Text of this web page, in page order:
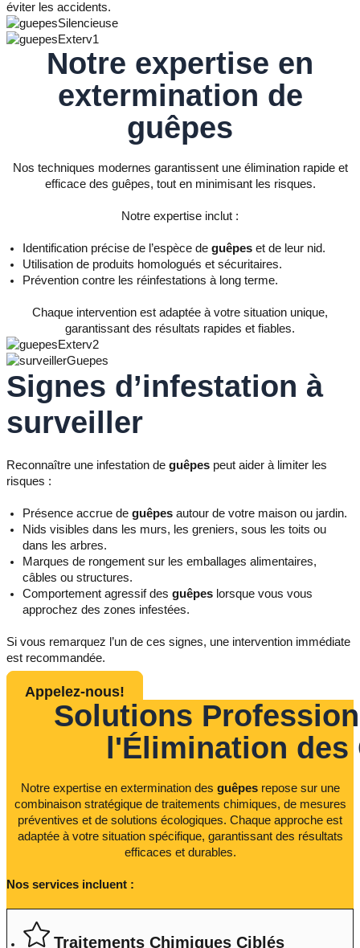
éviter les accidents.
Notre expertise en
extermination de
guêpes
Nos techniques modernes garantissent une élimination rapide et
efficace des guêpes, tout en minimisant les risques.
Notre expertise inclut :
Identification précise de l’espèce de guêpes et de leur nid.
Utilisation de produits homologués et sécuritaires.
Prévention contre les réinfestations à long terme.
Chaque intervention est adaptée à votre situation unique,
garantissant des résultats rapides et fiables.
Signes d’infestation à
surveiller
Reconnaître une infestation de guêpes peut aider à limiter les
risques :
Présence accrue de guêpes autour de votre maison ou jardin.
Nids visibles dans les murs, les greniers, sous les toits ou
dans les arbres.
Marques de rongement sur les emballages alimentaires,
câbles ou structures.
Comportement agressif des guêpes lorsque vous vous
approchez des zones infestées.
Si vous remarquez l’un de ces signes, une intervention immédiate
est recommandée.
Appelez-nous!
Solutions
l'Élimination des
Notre expertise en extermination des guêpesrepose sur une
combinaison stratégique de traitements chimiques, de mesures
préventives et de solutions écologiques. Chaque approche est
adaptée à votre situation spécifique, garantissant des résultats
efficaces et durables.
Nos services incluent :
Traitements Chimiques Ciblés